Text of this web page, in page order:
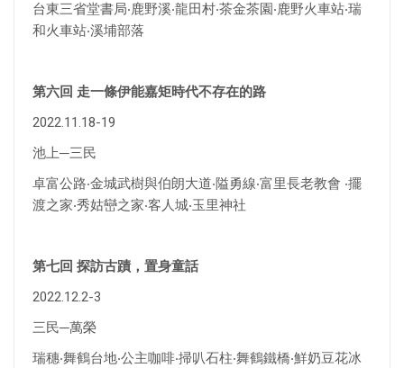
台東三省堂書局‧鹿野溪‧龍田村‧茶金茶園‧鹿野火車站‧瑞
和火車站‧溪埔部落
第六回 走一條伊能嘉矩時代不存在的路
2022.11.18-19
池上─三民
卓富公路‧金城武樹與伯朗大道‧隘勇線‧富里長老教會 ‧擺
渡之家‧秀姑巒之家‧客人城‧玉里神社
第七回 探訪古蹟，置身童話
2022.12.2-3
三民─萬榮
瑞穗‧舞鶴台地‧公主咖啡‧掃叭石柱‧舞鶴鐵橋‧鮮奶豆花冰